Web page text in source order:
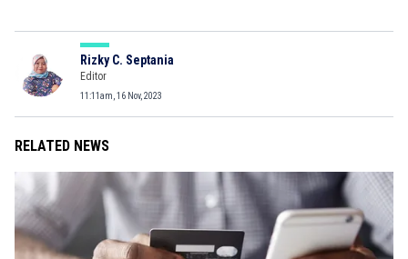
Rizky C. Septania
Editor
11:11am, 16 Nov, 2023
RELATED NEWS